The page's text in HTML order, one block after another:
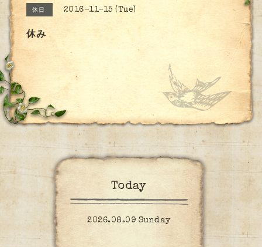
休日 2016-11-15 (Tue)
休み
Today
2026.08.09 Sunday